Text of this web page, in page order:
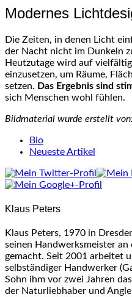
Modernes
Die Zeiten, in denen Licht
der Nacht nicht im Dunkeln
Heutzutage wird auf
einzusetzen, um Räume,
setzen. Das Ergebnis sind
sich Menschen wohl fühlen.
Bildmaterial wurde erstellt
following
tabs
change
below.
Bio
Neueste Artikel
Klaus Peters
Klaus Peters, 1970 in
seinen Handwerksmeister
gemacht. Seit 2001 arbeitet
selbständiger Handwerker
Sohn ihm vor zwei Jahren
der Naturliebhaber und